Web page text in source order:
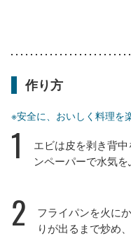
作り方
※安全に、おいしく料理を
1
エビは皮を剥き背
ンペーパーで水気を
2
フライパンを火に
りが出るまで炒め